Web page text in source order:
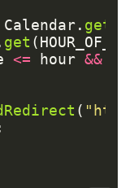
Calendar.
get (
<= hour &&
(